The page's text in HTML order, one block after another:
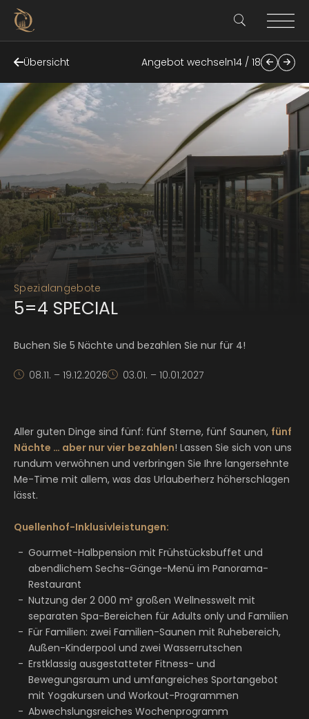
Übersicht Angebot wechseln14 / 18
Spezialangebote
5=4 SPECIAL
Buchen Sie 5 Nächte und bezahlen Sie nur für 4!
08.11. – 19.12.2026 03.01. – 10.01.2027
Aller guten Dinge sind fünf: fünf Sterne, fünf Saunen, fünf
Nächte … aber nur vier bezahlen! Lassen Sie sich von uns
rundum verwöhnen und verbringen Sie Ihre langersehnte
Me-Time mit allem, was das Urlauberherz höherschlagen
lässt.
Quellenhof-Inklusivleistungen:
Gourmet-Halbpension mit Frühstücksbuffet und
abendlichem Sechs-Gänge-Menü im Panorama-
Restaurant
Nutzung der 2 000 m² großen Wellnesswelt mit
separaten Spa-Bereichen für Adults only und Familien
Für Familien: zwei Familien-Saunen mit Ruhebereich,
Außen-Kinderpool und zwei Wasserrutschen
Erstklassig ausgestatteter Fitness- und
Bewegungsraum und umfangreiches Sportangebot
mit Yogakursen und Workout-Programmen
Abwechslungsreiches Wochenprogramm